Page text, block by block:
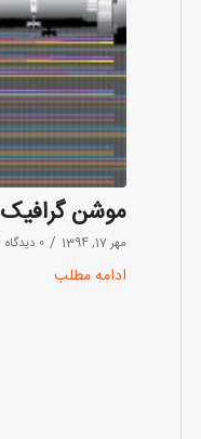
موشن گرافیک
مهر 17, 1394 / 0 دیدگاه
ادامه مطلب